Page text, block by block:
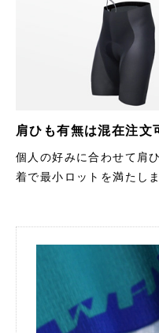
肩ひも有無は混在注文
個人の好みに合わせて肩
着で最小ロットを満たしま